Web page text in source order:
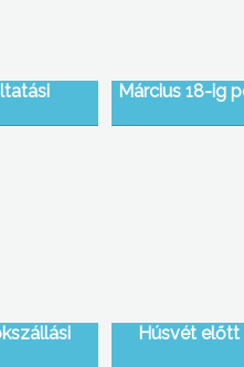
Március 18-ig
Húsvét